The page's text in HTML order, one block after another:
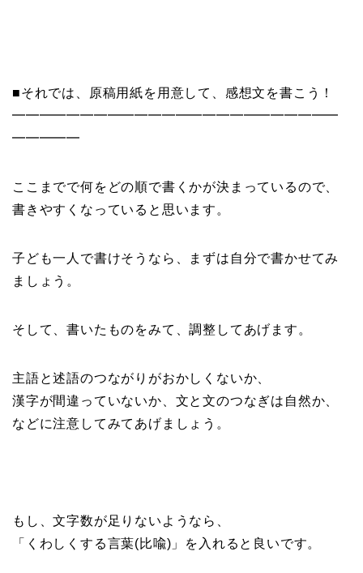
■それでは、原稿用紙を用意して、感想文を書こう！
━━━━━━━━━━━━━━━━━━━━━━━━
━━━━━
ここまでで何をどの順で書くかが決まっているので、
書きやすくなっていると思います。
子ども一人で書けそうなら、まずは自分で書かせてみ
ましょう。
そして、書いたものをみて、調整してあげます。
主語と述語のつながりがおかしくないか、
漢字が間違っていないか、文と文のつなぎは自然か、
などに注意してみてあげましょう。
もし、文字数が足りないようなら、
「くわしくする言葉(比喩)」を入れると良いです。